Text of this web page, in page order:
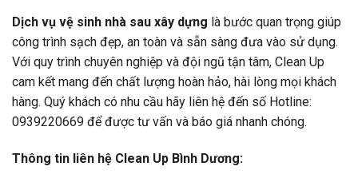
Dịch vụ vệ sinh nhà sau xây dựng là bước quan trọng giúp
công trình sạch đẹp, an toàn và sẵn sàng đưa vào sử dụng.
Với quy trình chuyên nghiệp và đội ngũ tận tâm, Clean Up
cam kết mang đến chất lượng hoàn hảo, hài lòng mọi khách
hàng. Quý khách có nhu cầu hãy liên hệ đến số Hotline:
0939220669 để được tư vấn và báo giá nhanh chóng.
Thông tin liên hệ Clean Up Bình Dương: